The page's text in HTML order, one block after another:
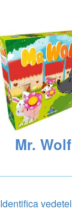
Mr. Wolf
Identifica